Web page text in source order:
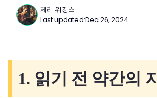
제리 위깅스
Last updated:Dec 26, 2024
1. 읽기 전 약간의